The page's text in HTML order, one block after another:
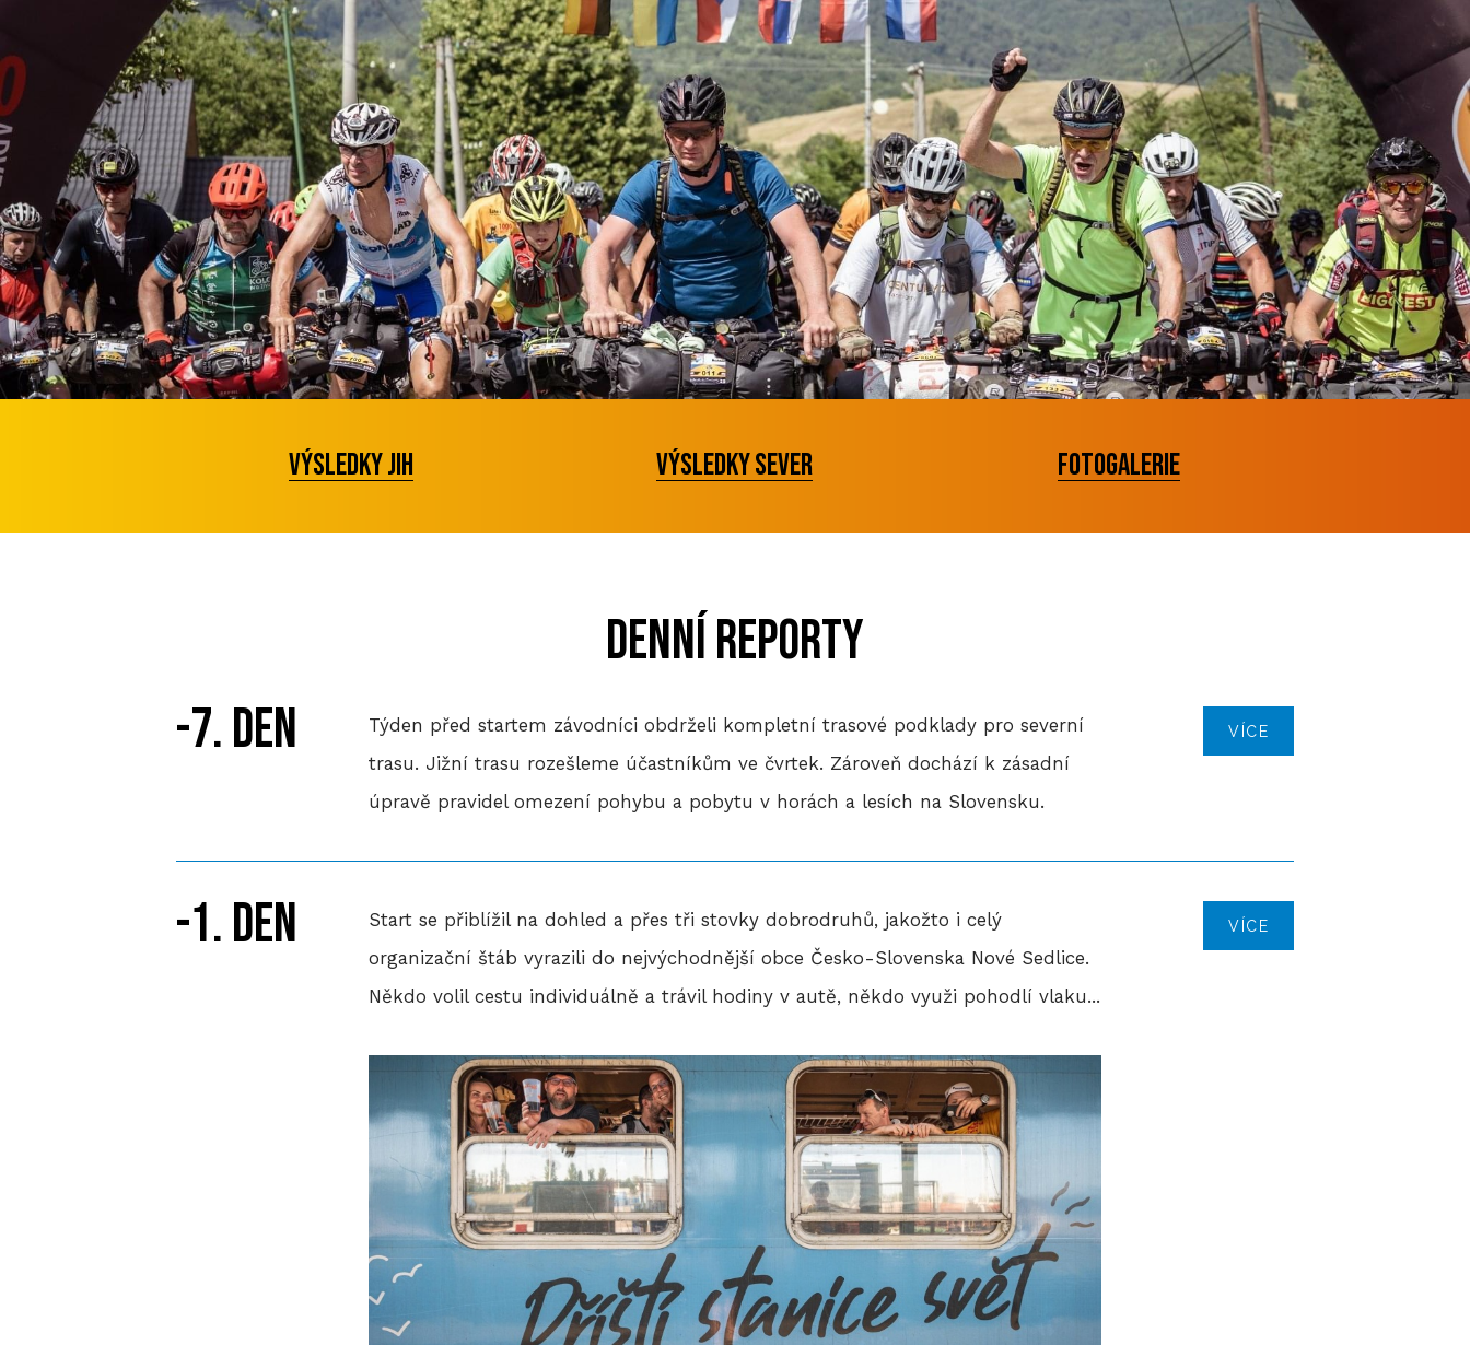
Výsledky JIH výsledky sever FOTOGALERIE
DENNÍ REPORTY
-7. den
Týden před startem závodníci obdrželi kompletní trasové podklady pro severní
trasu. Jižní trasu rozešleme účastníkům ve čvrtek. Zároveň dochází k zásadní
úpravě pravidel omezení pohybu a pobytu v horách a lesích na Slovensku.
VÍCE
-1. den
Start se přiblížil na dohled a přes tři stovky dobrodruhů, jakožto i celý
organizační štáb vyrazili do nejvýchodnější obce Česko-Slovenska Nové Sedlice.
Někdo volil cestu individuálně a trávil hodiny v autě, někdo využi pohodlí vlaku...
VÍCE